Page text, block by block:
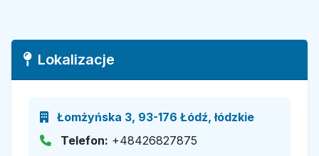
Lokalizacje
Łomżyńska 3, 93-176 Łódź, łódzkie
Telefon: +48426827875